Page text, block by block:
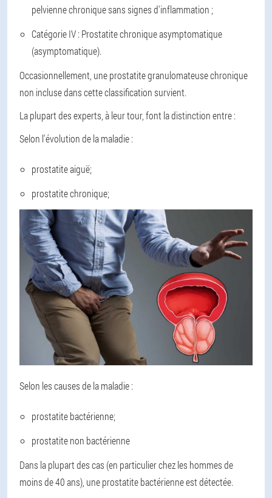
pelvienne chronique sans signes d'inflammation ;
Catégorie IV : Prostatite chronique asymptomatique
(asymptomatique).
Occasionnellement, une prostatite granulomateuse chronique
non incluse dans cette classification survient.
La plupart des experts, à leur tour, font la distinction entre :
Selon l'évolution de la maladie :
prostatite aiguë;
prostatite chronique;
Selon les causes de la maladie :
prostatite bactérienne;
prostatite non bactérienne
Dans la plupart des cas (en particulier chez les hommes de
moins de 40 ans), une prostatite bactérienne est détectée.